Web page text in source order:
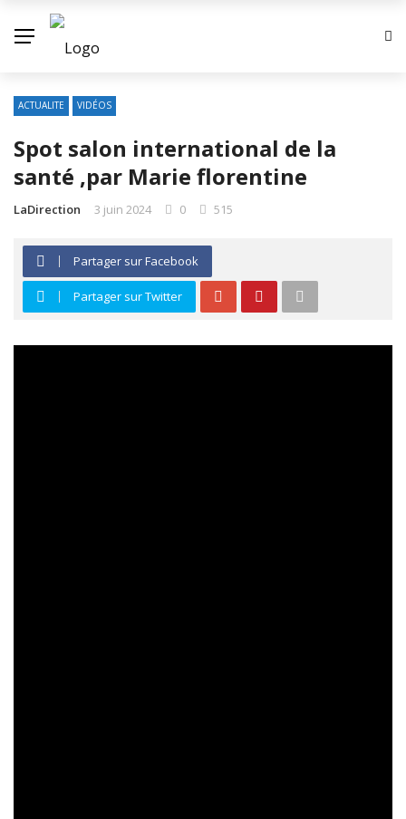
ACTUALITE VIDÉOS
Spot salon international de la
santé ,par Marie florentine
LaDirection 3 juin 2024 0 515
Partager sur Facebook
Partager sur Twitter